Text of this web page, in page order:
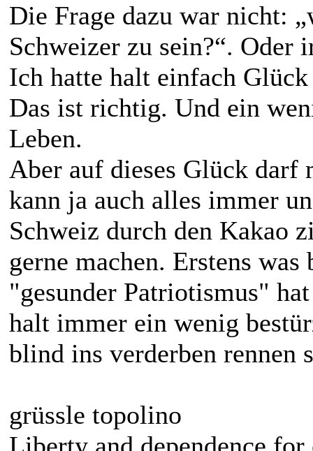
Die Frage dazu war nicht:
Schweizer zu sein?“. Oder
Ich hatte halt einfach
Das ist richtig. Und ein
Leben.
Aber auf dieses Glück darf
kann ja auch alles immer
Schweiz durch den Kakao
gerne machen. Erstens
"gesunder Patriotismus"
halt immer ein wenig
blind ins verderben rennen
grüssle topolino